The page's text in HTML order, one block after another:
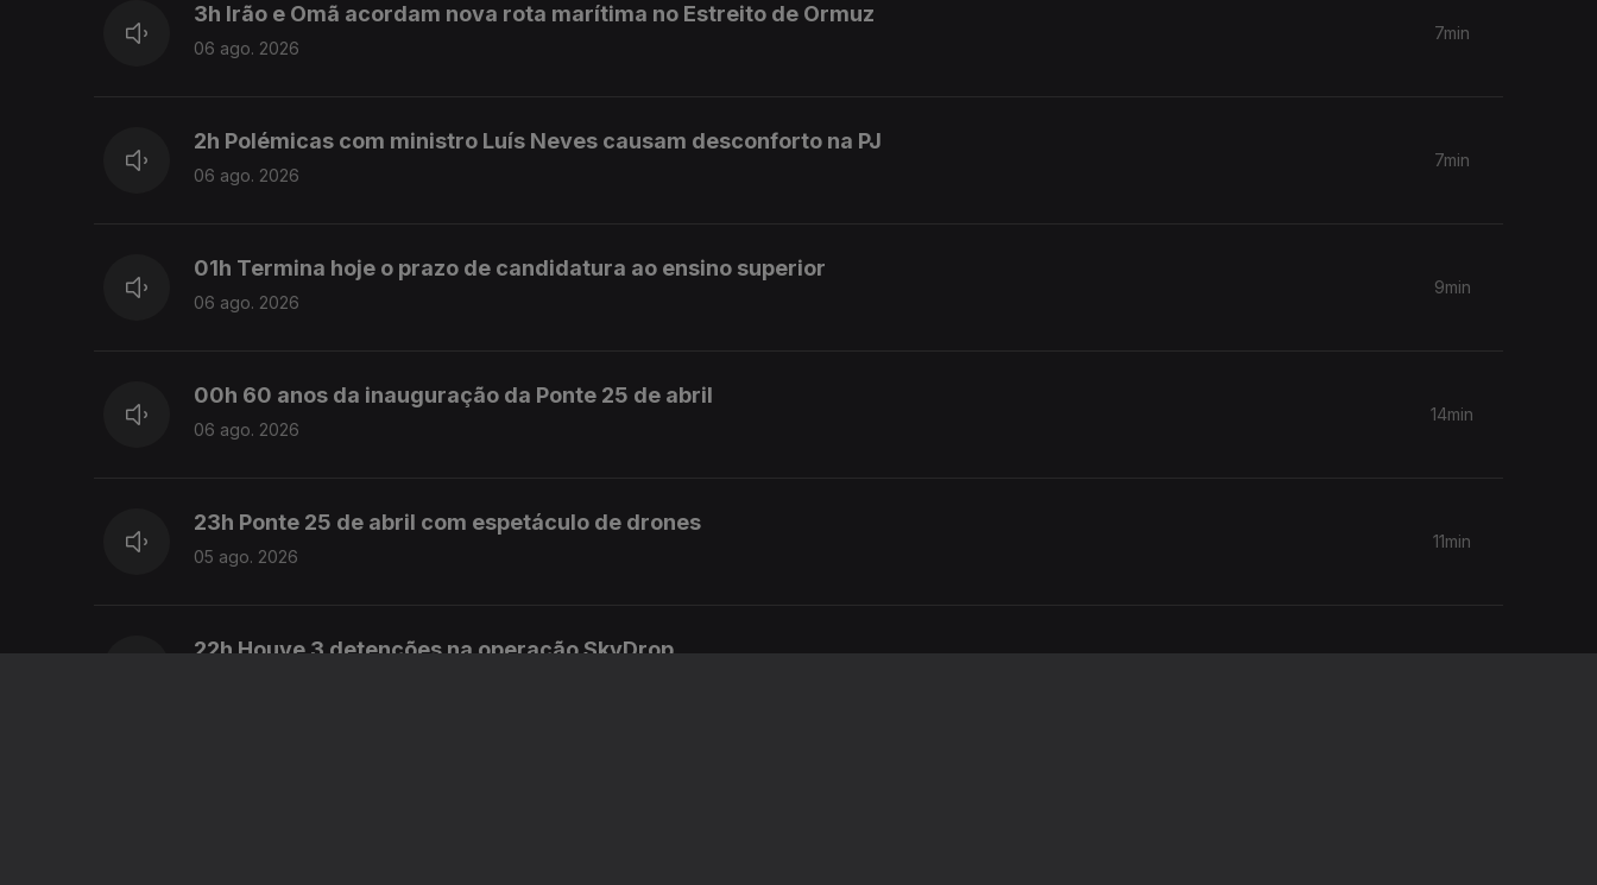
3h Irão e Omã acordam nova rota marítima no Estreito de Ormuz
06 ago. 2026
7min
2h Polémicas com ministro Luís Neves causam desconforto na PJ
06 ago. 2026
7min
01h Termina hoje o prazo de candidatura ao ensino superior
06 ago. 2026
9min
00h 60 anos da inauguração da Ponte 25 de abril
06 ago. 2026
14min
23h Ponte 25 de abril com espetáculo de drones
05 ago. 2026
11min
22h Houve 3 detenções na operação SkyDrop